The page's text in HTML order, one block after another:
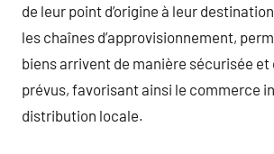
de leur point d’origine à leur
les chaînes d’approvisionnement,
biens arrivent de manière sécurisée et
prévus, favorisant ainsi le commerce
distribution locale.